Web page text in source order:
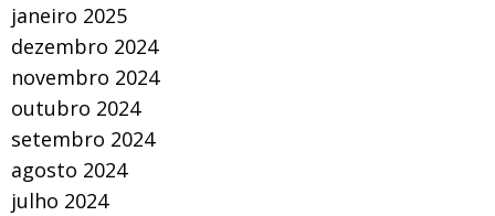
janeiro 2025
dezembro 2024
novembro 2024
outubro 2024
setembro 2024
agosto 2024
julho 2024